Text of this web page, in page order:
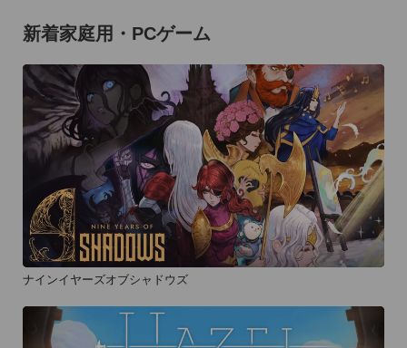
新着家庭用・PCゲーム
ナインイヤーズオブシャドウズ